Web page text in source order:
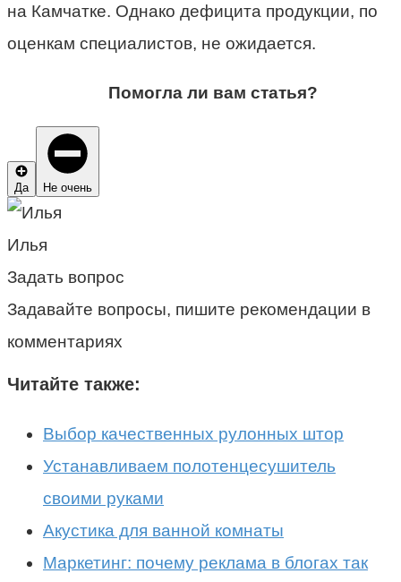
на Камчатке. Однако дефицита продукции, по
оценкам специалистов, не ожидается.
Помогла ли вам статья?
Да Не очень
Илья
Задать вопрос
Задавайте вопросы, пишите рекомендации в
комментариях
Читайте также:
Выбор качественных рулонных штор
Устанавливаем полотенцесушитель
своими руками
Акустика для ванной комнаты
Маркетинг: почему реклама в блогах так